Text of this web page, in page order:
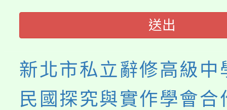
送出
新北市私立辭修高級中
民國探究與實作學會合